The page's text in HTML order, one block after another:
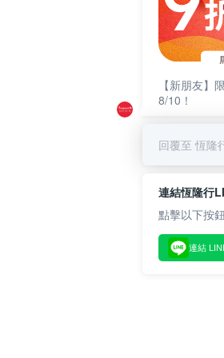
【新朋友】
8/10！
回覆至 恆隆
連結恆隆行
點擊以下按
連結